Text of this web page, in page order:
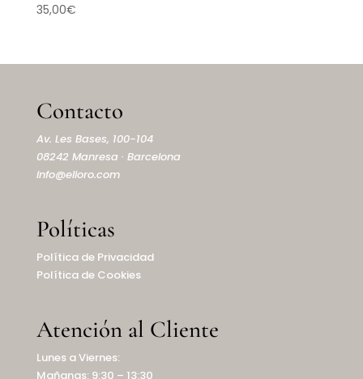
35,00€
Contacto
Av. Les Bases, 100-104
08242 Manresa · Barcelona
info@elioro.com
Políticas
Política de Privacidad
Política de Cookies
Atención al Cliente
Lunes a Viernes:
Mañanas: 9:30 – 13:30